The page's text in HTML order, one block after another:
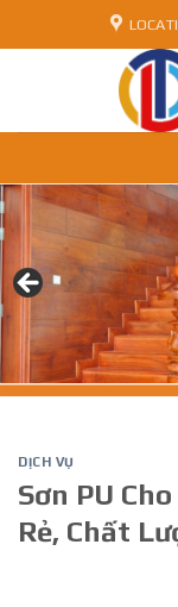
to
DỊCH VỤ
Sơn PU
Rẻ, Chất